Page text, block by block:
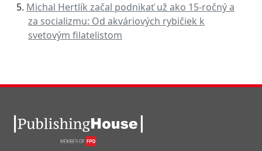
Michal Hertlík začal podnikať už ako 15-ročný a
za socializmu: Od akváriových rybičiek k
svetovým filatelistom